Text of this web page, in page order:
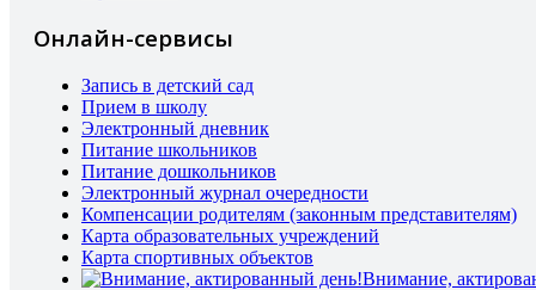
Онлайн-сервисы
Запись в детский сад
Прием в школу
Электронный дневник
Питание школьников
Питание дошкольников
Электронный журнал очередности
Компенсации родителям (законным представителям)
Карта образовательных учреждений
Карта спортивных объектов
Внимание,